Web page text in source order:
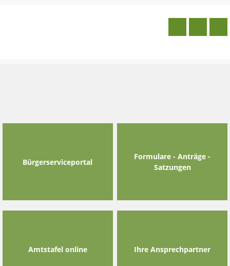
Bürgerserviceportal
Formulare - Anträge -
Satzungen
Amtstafel online Ihre Ansprechpartner